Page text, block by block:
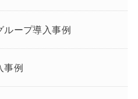
ループ導入事例
事例